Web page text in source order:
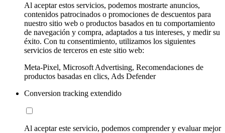
Al aceptar estos servicios, podemos mostrarte anuncios,
contenidos patrocinados o promociones de descuentos para
nuestro sitio web o productos basados en tu comportamiento
de navegación y compra, adaptados a tus intereses, y medir su
éxito. Con tu consentimiento, utilizamos los siguientes
servicios de terceros en este sitio web:
Meta-Pixel, Microsoft Advertising, Recomendaciones de
productos basadas en clics, Ads Defender
Conversion tracking extendido
Al aceptar este servicio, podemos comprender y evaluar mejor